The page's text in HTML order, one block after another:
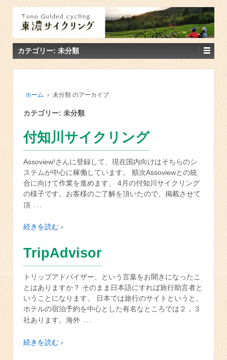
カテゴリー: 未分類
ホーム › 未分類 のアーカイブ
カテゴリー: 未分類
付知川サイクリング
Assoview!さんに登録して、現在国内向けはそちらのシ
ステムが中心に稼働しています。 順次Assoviewとの統
合に向けて作業を進めます。 4月の付知川サイクリング
の様子です。お客様のご了解を頂いたので、掲載させて
頂 …
続きを読む ›
TripAdvisor
トリップアドバイザー、という言葉をお聞きになったこ
とはありますか？ そのまま日本語にすれば旅行助言者と
いうことになります。 日本では旅行のサイトというと、
ホテルの宿泊予約を中心とした有名なところでは２，３
社あります。海外 …
続きを読む ›